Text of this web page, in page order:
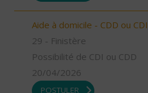
Aide à domicile - CDD ou
29 - Finistère
Possibilité de CDI ou CDD
20/04/2026
POSTULER